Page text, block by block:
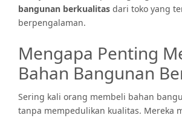
bangunan berkualitas dari toko yang
berpengalaman.
Mengapa Penting
Bahan Bangunan
Sering kali orang membeli bahan
tanpa mempedulikan kualitas. Mereka